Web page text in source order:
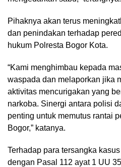
Pihaknya akan terus
dan penindakan terhadap
hukum Polresta Bogor Kota.
“Kami menghimbau kepada
waspada dan melaporkan jika
aktivitas mencurigakan yang
narkoba. Sinergi antara polisi
penting untuk memutus rantai
Bogor,” katanya.
Terhadap para tersangka
dengan Pasal 112 ayat 1 UU